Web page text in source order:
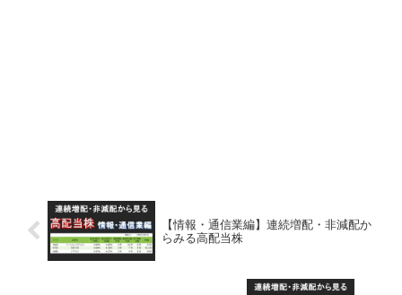
【情報・通信業編】連続増配・非減配か
らみる高配当株